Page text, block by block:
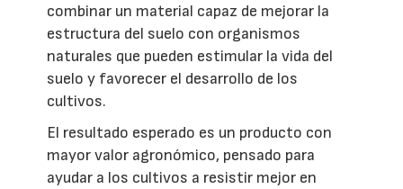
combinar un material capaz de mejorar la
estructura del suelo con organismos
naturales que pueden estimular la vida del
suelo y favorecer el desarrollo de los
cultivos.
El resultado esperado es un producto con
mayor valor agronómico, pensado para
ayudar a los cultivos a resistir mejor en